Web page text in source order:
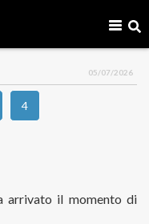
05/07/2026
4
arrivato il momento di